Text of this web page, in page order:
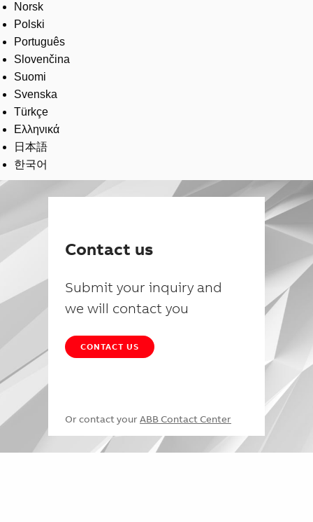
Norsk
Polski
Português
Slovenčina
Suomi
Svenska
Türkçe
Ελληνικά
日本語
한국어
Contact us
Submit your inquiry and
we will contact you
CONTACT US
Or contact your ABB Contact Center